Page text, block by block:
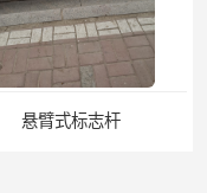
F型悬臂式交通标志杆